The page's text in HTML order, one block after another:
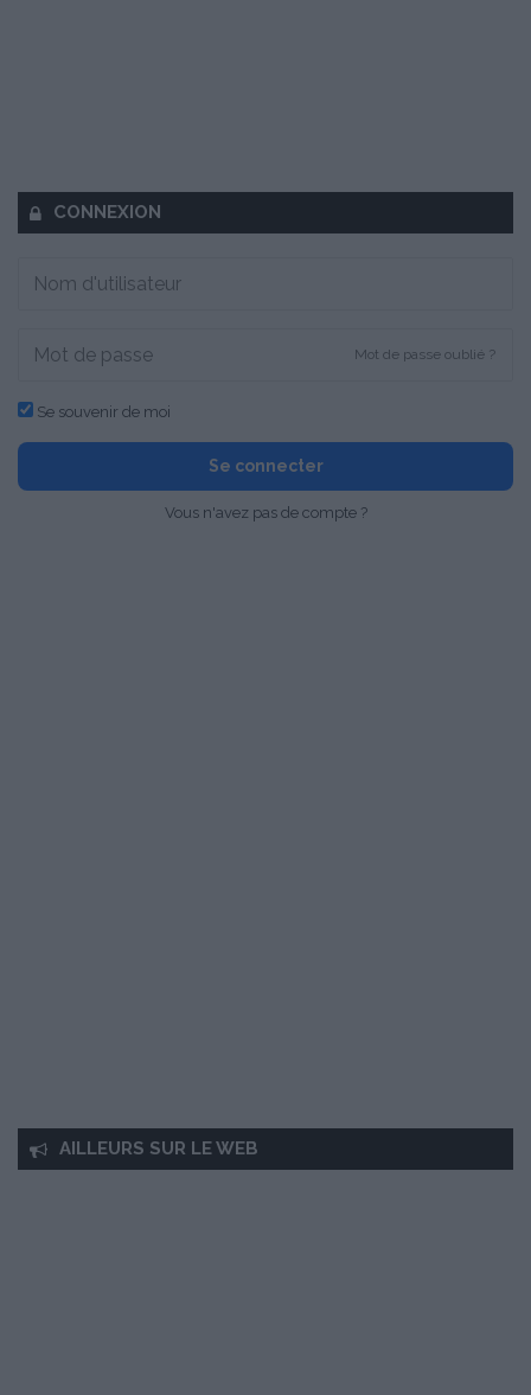
CONNEXION
Mot de passe oublié ?
Se souvenir de moi
Se connecter
Vous n'avez pas de compte ?
AILLEURS SUR LE WEB